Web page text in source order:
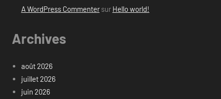
A WordPress Commentersur Hello world!
Archives
août 2026
juillet 2026
juin 2026